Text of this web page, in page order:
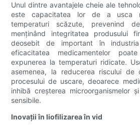
Unul dintre avantajele cheie ale
este capacitatea lor de a usca
temperaturi scăzute, prevenind
menținând integritatea produsului
deosebit de important în
eficacitatea medicamentelor
expunerea la temperaturi ridicate.
asemenea, la reducerea riscului de
procesului de uscare, deoarece
inhibă creșterea microorganismelor
sensibile.
Inovații în liofilizarea în vid